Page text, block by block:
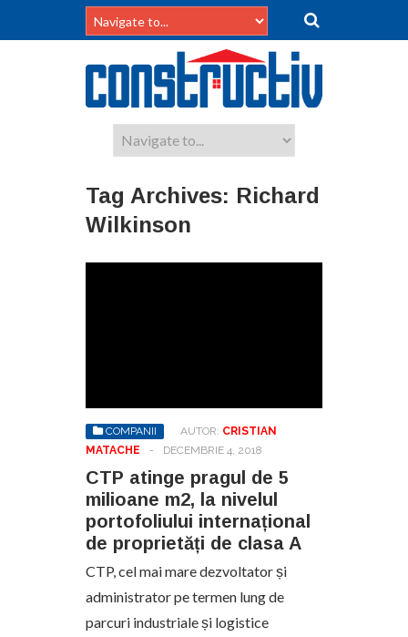
Tag Archives: Richard
Wilkinson
COMPANII AUTOR: CRISTIAN
MATACHE
- DECEMBRIE 4, 2018
CTP atinge pragul de 5
milioane m2, la nivelul
portofoliului internațional
de proprietăți de clasa A
CTP, cel mai mare dezvoltator și
administrator pe termen lung de
parcuri industriale și logistice